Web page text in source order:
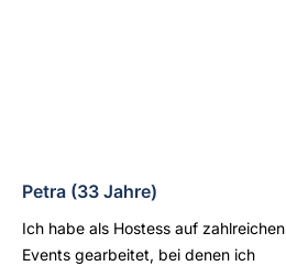
Petra (33 Jahre)
Ich habe als Hostess auf zahlreichen
Events gearbeitet, bei denen ich